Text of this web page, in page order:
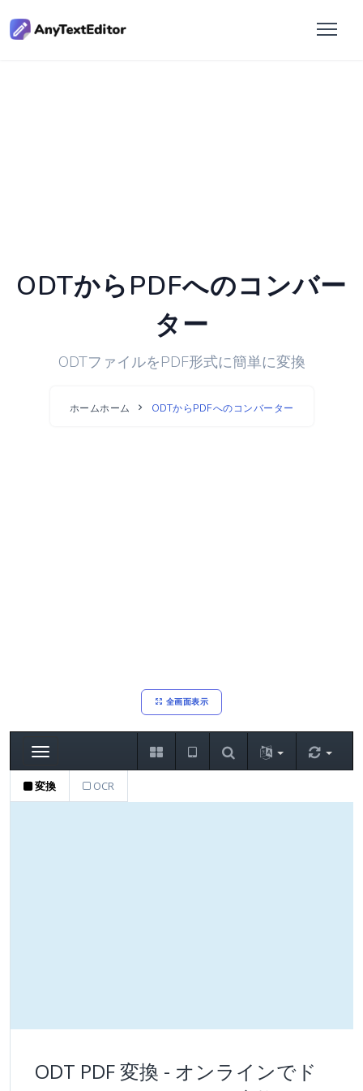
ODTからPDFへのコンバー
ター
ODTファイルをPDF形式に簡単に変換
ホームホーム ODTからPDFへのコンバーター
全画面表示